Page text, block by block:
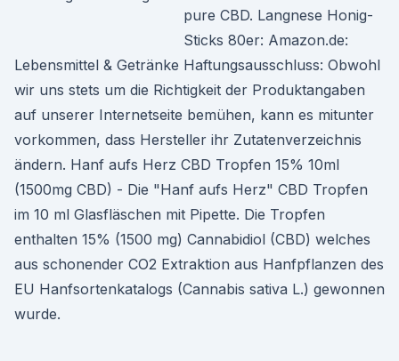
pure CBD. Langnese Honig-
Sticks 80er: Amazon.de:
Lebensmittel & Getränke Haftungsausschluss: Obwohl
wir uns stets um die Richtigkeit der Produktangaben
auf unserer Internetseite bemühen, kann es mitunter
vorkommen, dass Hersteller ihr Zutatenverzeichnis
ändern. Hanf aufs Herz CBD Tropfen 15% 10ml
(1500mg CBD) - Die "Hanf aufs Herz" CBD Tropfen
im 10 ml Glasfläschen mit Pipette. Die Tropfen
enthalten 15% (1500 mg) Cannabidiol (CBD) welches
aus schonender CO2 Extraktion aus Hanfpflanzen des
EU Hanfsortenkatalogs (Cannabis sativa L.) gewonnen
wurde.